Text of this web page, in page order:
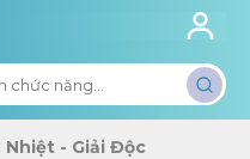
Nhiệt - Giải Độc